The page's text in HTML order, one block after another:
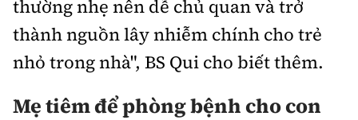
thường nhẹ nên dễ chủ quan và trở
thành nguồn lây nhiễm chính cho trẻ
nhỏ trong nhà", BS Qui cho biết thêm.
Mẹ tiêm để phòng bệnh cho con